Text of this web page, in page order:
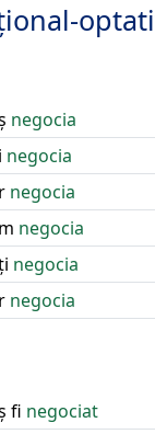
negocia
negocia
negocia
negocia
negocia
negocia
fi negociat